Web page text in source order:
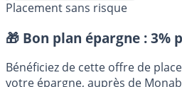
⭐️ Suivre sur Google
Placement sans risque
🎁 Bon plan épargne : 3%